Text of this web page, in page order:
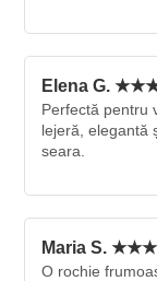
Elena G.
Perfectă pentru
lejeră, elegantă
seara.
Maria S.
O rochie